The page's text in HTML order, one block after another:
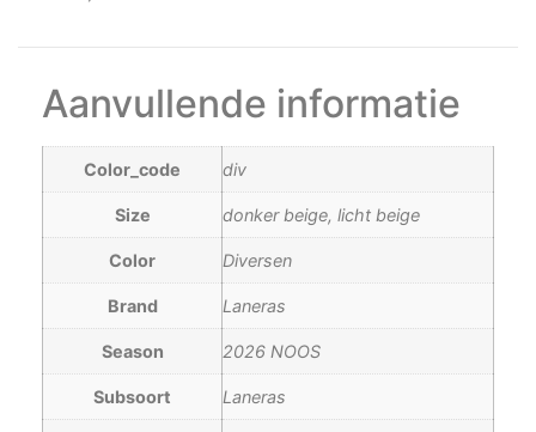
Aanvullende informatie
Color_code div
Size donker beige, licht beige
Color Diversen
Brand Laneras
Season 2026 NOOS
Subsoort Laneras